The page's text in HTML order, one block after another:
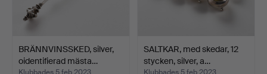
BRÄNNVINSSKED, silver,
oidentifierad mästa…
Klubbades 5 feb 2023
SALTKAR, med skedar, 12
stycken, silver, a…
Klubbades 5 feb 2023